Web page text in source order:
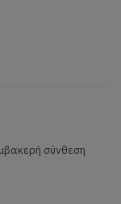
σύνθεση